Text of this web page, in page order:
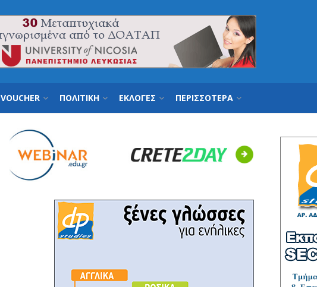
VOUCHER ΠΟΛΙΤΙΚΗ ΕΚΛΟΓΕΣ ΠΕΡΙΣΣΟΤΕΡΑ
Next